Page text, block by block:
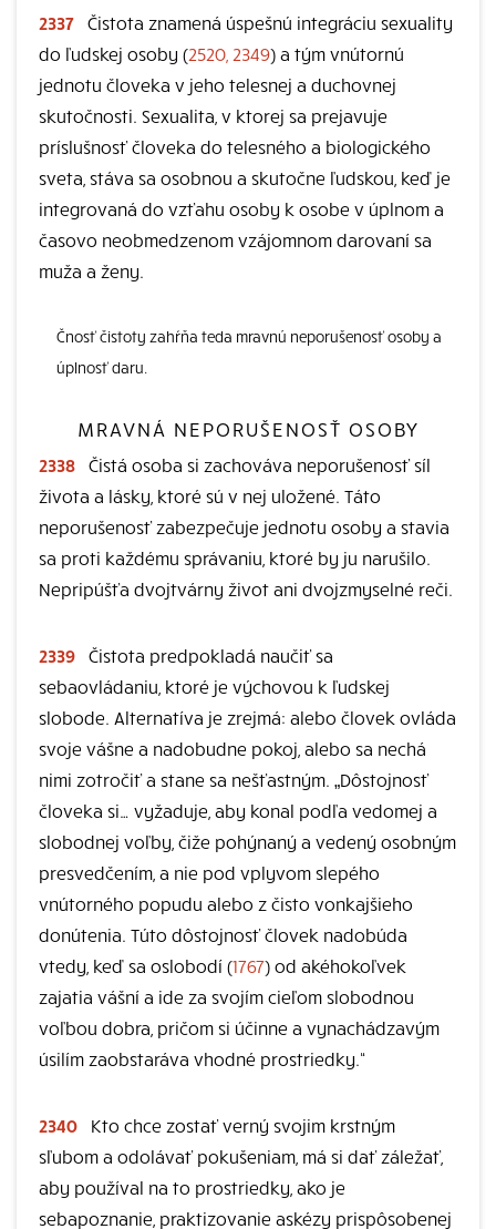
2337 Čistota znamená úspešnú integráciu sexuality
do ľudskej osoby (2520, 2349) a tým vnútornú
jednotu človeka v jeho telesnej a duchovnej
skutočnosti. Sexualita, v ktorej sa prejavuje
príslušnosť človeka do telesného a biologického
sveta, stáva sa osobnou a skutočne ľudskou, keď je
integrovaná do vzťahu osoby k osobe v úplnom a
časovo neobmedzenom vzájomnom darovaní sa
muža a ženy.
Čnosť čistoty zahŕňa teda mravnú neporušenosť osoby a
úplnosť daru.
MRAVNÁ NEPORUŠENOSŤ OSOBY
2338 Čistá osoba si zachováva neporušenosť síl
života a lásky, ktoré sú v nej uložené. Táto
neporušenosť zabezpečuje jednotu osoby a stavia
sa proti každému správaniu, ktoré by ju narušilo.
Nepripúšťa dvojtvárny život ani dvojzmyselné reči.
2339 Čistota predpokladá naučiť sa
sebaovládaniu, ktoré je výchovou k ľudskej
slobode. Alternatíva je zrejmá: alebo človek ovláda
svoje vášne a nadobudne pokoj, alebo sa nechá
nimi zotročiť a stane sa nešťastným. „Dôstojnosť
človeka si… vyžaduje, aby konal podľa vedomej a
slobodnej voľby, čiže pohýnaný a vedený osobným
presvedčením, a nie pod vplyvom slepého
vnútorného popudu alebo z čisto vonkajšieho
donútenia. Túto dôstojnosť človek nadobúda
vtedy, keď sa oslobodí (1767) od akéhokoľvek
zajatia vášní a ide za svojím cieľom slobodnou
voľbou dobra, pričom si účinne a vynachádzavým
úsilím zaobstaráva vhodné prostriedky.“
2340
Kto chce zostať verný svojim krstným
sľubom a odolávať pokušeniam, má si dať záležať,
aby používal na to prostriedky, ako je
sebapoznanie, praktizovanie askézy prispôsobenej